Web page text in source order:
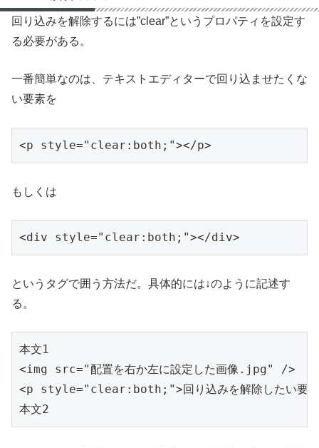
回り込みを解除するには”clear”というプロパティを設定す
る必要がある。
一番簡単なのは、テキストエディターで回り込ませたくな
い要素を
<p style="clear:both;"></p>
もしくは
<div style="clear:both;"></div>
というタグで囲う方法だ。具体的には↓のように記述す
る。
本文1
<img src="配置を右か左に設定した画像.jpg" />
<p style="clear:both;">回り込みを解除したい要